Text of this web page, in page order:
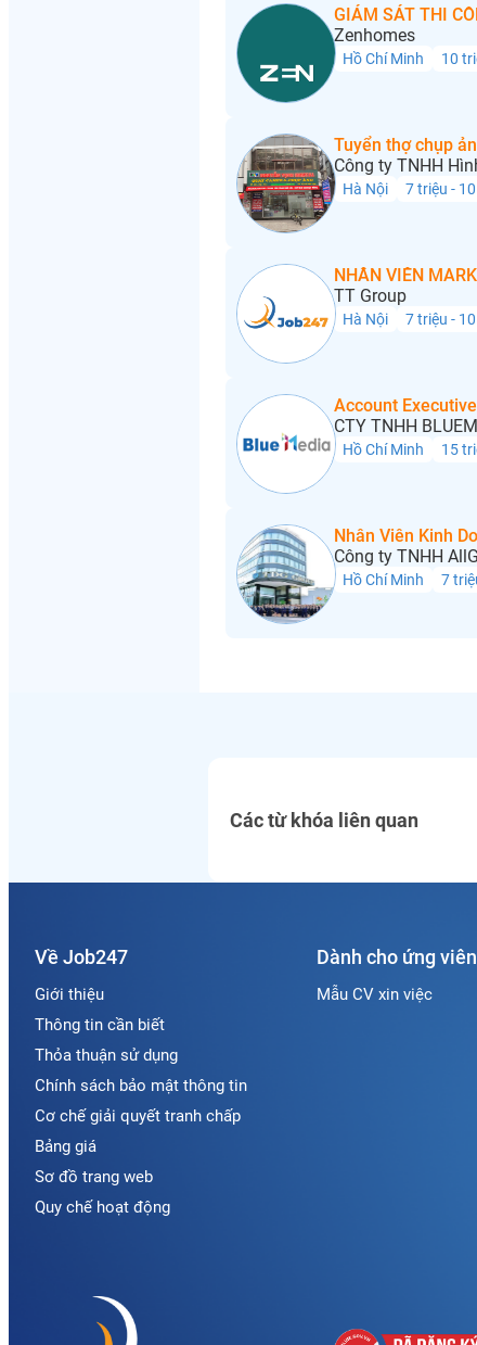
GIÁM SÁT THI
Zenhomes
Hồ Chí Minh 10
Tuyển thợ chụp
Công ty TNHH
Hà Nội 7 triệu -
NHÂN VIÊN
TT Group
Hà Nội 7 triệu -
Account Executive
CTY TNHH
Hồ Chí Minh 15
Nhân Viên Kinh
Công ty TNHH
Hồ Chí Minh 7
Các từ khóa liên quan
Về Job247
Giới thiệu
Thông tin cần biết
Thỏa thuận sử dụng
Chính sách bảo mật thông tin
Cơ chế giải quyết tranh chấp
Bảng giá
Sơ đồ trang web
Quy chế hoạt động
Dành cho ứng viên
Mẫu CV xin việc